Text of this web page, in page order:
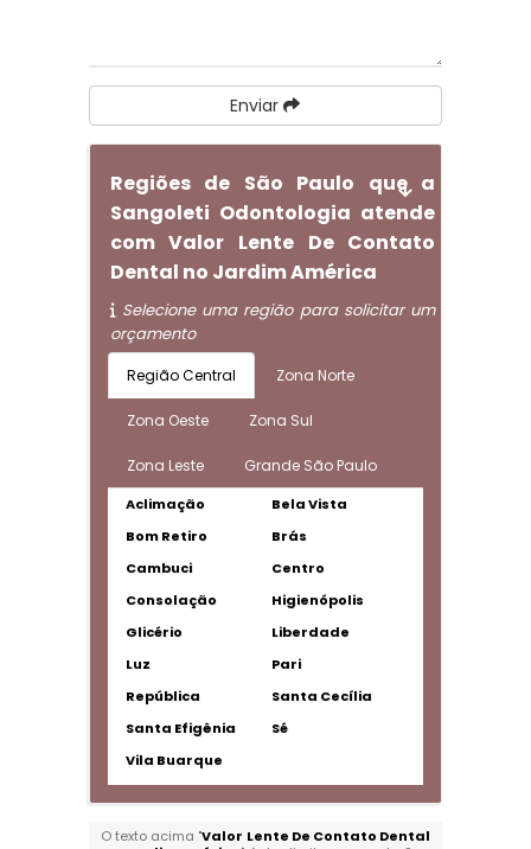
Enviar
Regiões de São Paulo que a
Sangoleti Odontologia atende
com Valor Lente De Contato
Dental no Jardim América
Selecione uma região para solicitar um
orçamento
Região Central Zona Norte
Zona Oeste Zona Sul
Zona Leste Grande São Paulo
Aclimação
Bela Vista
Bom Retiro
Brás
Cambuci
Centro
Consolação
Higienópolis
Glicério
Liberdade
Luz
Pari
República
Santa Cecília
Santa Efigênia
Sé
Vila Buarque
O texto acima "Valor Lente De Contato Dental